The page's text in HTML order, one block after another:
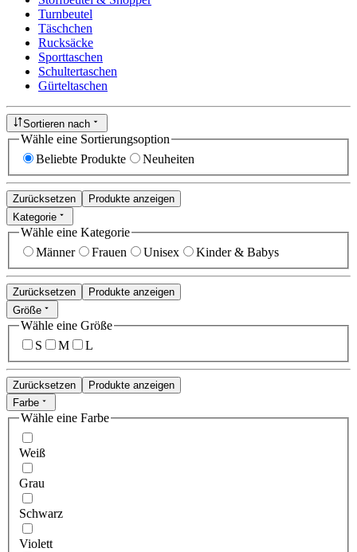
Turnbeutel
Täschchen
Rucksäcke
Sporttaschen
Schultertaschen
Gürteltaschen
Sortieren nach
Wähle eine Sortierungsoption
Beliebte Produkte
Neuheiten
Zurücksetzen
Produkte anzeigen
Kategorie
Wähle eine Kategorie
Männer
Frauen Unisex Kinder & Babys
Zurücksetzen
Produkte anzeigen
Größe
Wähle eine Größe
S
M L
Zurücksetzen
Produkte anzeigen
Farbe
Wähle eine Farbe
Weiß
Grau
Schwarz
Violett